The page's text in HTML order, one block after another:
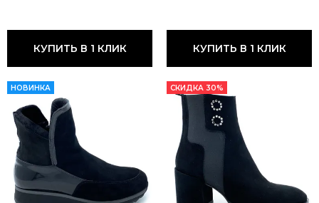
КУПИТЬ В 1 КЛИК КУПИТЬ В 1 КЛИК
НОВИНКА СКИДКА 30%